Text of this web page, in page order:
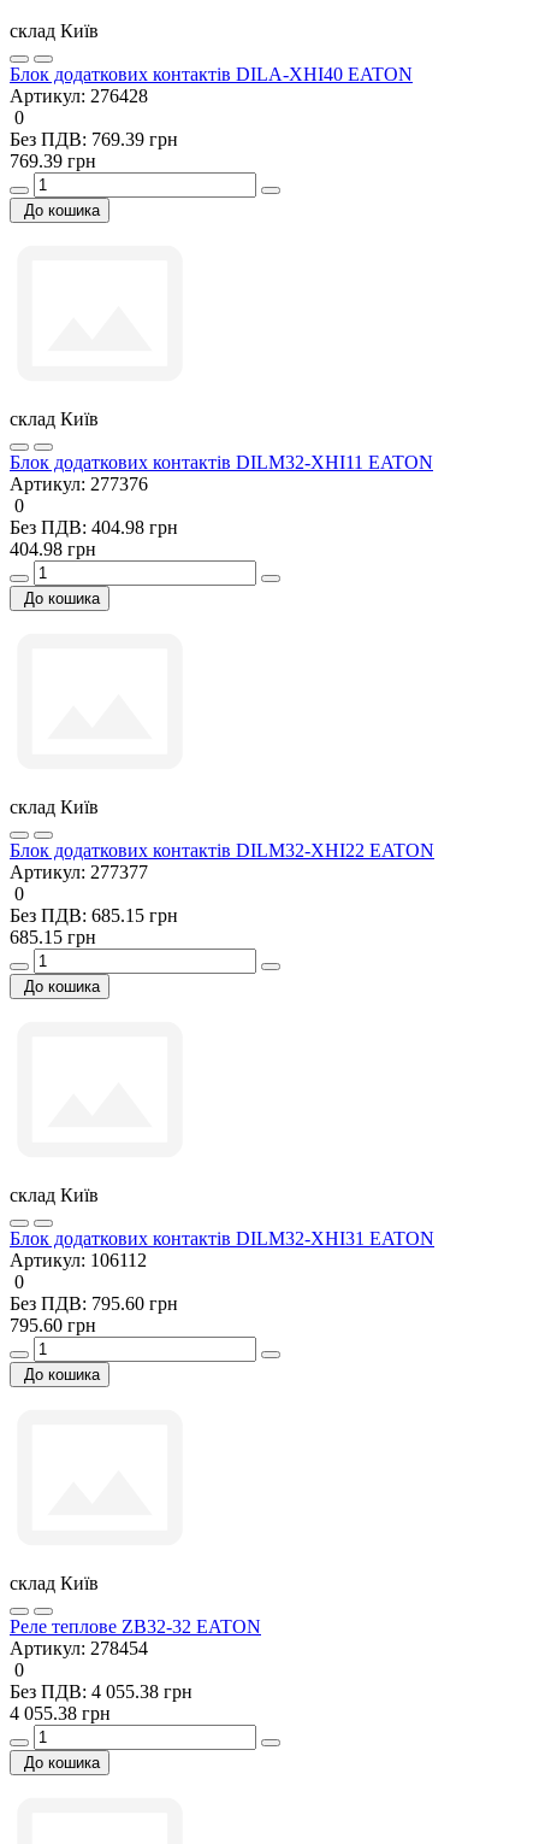
склад Київ
Блок додаткових контактів DILA-XHI40 EATON
Артикул: 276428
0
Без ПДВ: 769.39 грн
769.39 грн
До кошика
склад Київ
Блок додаткових контактів DILM32-XHI11 EATON
Артикул: 277376
0
Без ПДВ: 404.98 грн
404.98 грн
До кошика
склад Київ
Блок додаткових контактів DILM32-XHI22 EATON
Артикул: 277377
0
Без ПДВ: 685.15 грн
685.15 грн
До кошика
склад Київ
Блок додаткових контактів DILM32-XHI31 EATON
Артикул: 106112
0
Без ПДВ: 795.60 грн
795.60 грн
До кошика
склад Київ
Реле теплове ZB32-32 EATON
Артикул: 278454
0
Без ПДВ: 4 055.38 грн
4 055.38 грн
До кошика